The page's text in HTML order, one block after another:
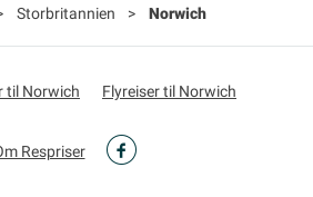
Storbritannien > Norwich
til Norwich Flyreiser til Norwich
Respriser